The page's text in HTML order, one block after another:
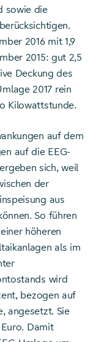
sowie die
2016 mit 1,9
2015: gut 2,5
Deckung des
2017 rein
Kilowattstunde.
auf dem
auf die EEG-
sich, weil
der
aus
So führen
höheren
als im
wird
bezogen auf
angesetzt. Sie
Damit